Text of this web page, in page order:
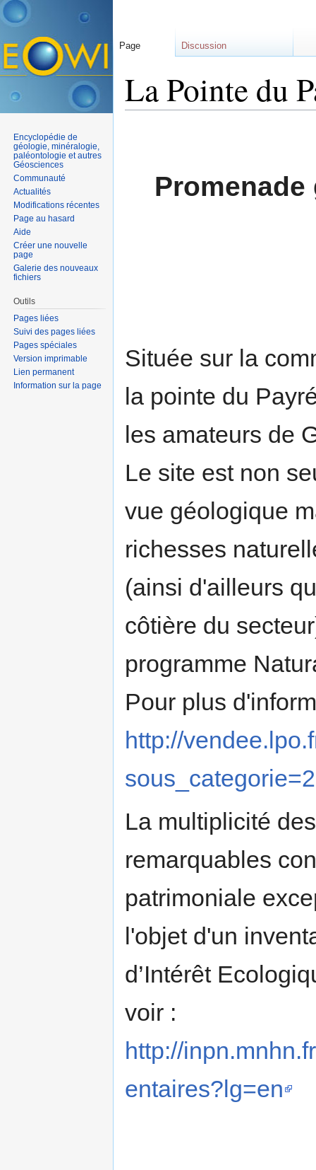
La Pointe du
Située sur la
la pointe du
les amateurs de
Le site est non
vue géologique
richesses
(ainsi d'ailleurs
côtière du
programme
Pour plus
http://
La multiplicité
remarquables
patrimoniale
l'objet d'un
d’Intérêt
voir :
http://
entaires?lg=en
Page Discussion
Encyclopédie de
géologie, minéralogie,
paléontologie et autres
Géosciences
Communauté
Actualités
Modifications récentes
Page au hasard
Aide
Créer une nouvelle
page
Galerie des nouveaux
fichiers
Outils
Pages liées
Suivi des pages liées
Pages spéciales
Version imprimable
Lien permanent
Information sur la page